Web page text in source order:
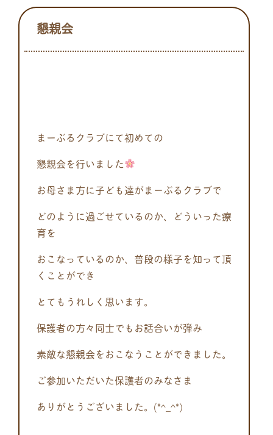
懇親会
まーぶるクラブにて初めての
懇親会を行いました
お母さま方に子ども達がまーぶるクラブで
どのように過ごせているのか、どういった療
育を
おこなっているのか、普段の様子を知って頂
くことができ
とてもうれしく思います。
保護者の方々同士でもお話合いが弾み
素敵な懇親会をおこなうことができました。
ご参加いただいた保護者のみなさま
ありがとうございました。(*^_^*)